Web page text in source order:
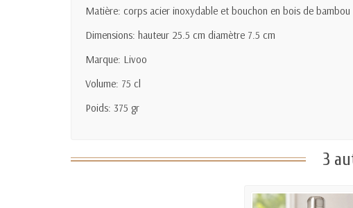
Matière: corps acier inoxydable et bouchon en bois de bambou
Dimensions: hauteur 25.5 cm diamètre 7.5 cm
Marque: Livoo
Volume: 75 cl
Poids: 375 gr
3